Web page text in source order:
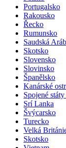
Portugalsko
Rakousko
Řecko
Rumunsko
Saudská
Skotsko
Slovensko
Slovinsko
Španělsko
Kanárské
Spojené
Srí Lanka
Švýcarsko
Turecko
Velká
Skotsko